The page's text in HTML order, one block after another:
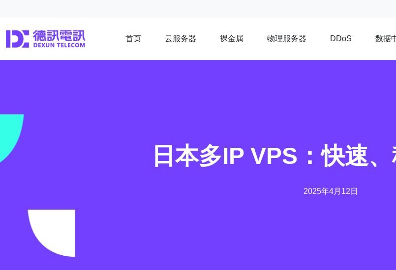
首页 云服务器 裸金属 物理服务器 DDoS 数据
日本多IP VPS：快速
2025年4月12日